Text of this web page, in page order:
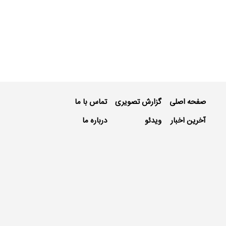
صفحه اصلی
آخرین اخبار
گزارش تصویری
ویدئو
تماس با ما
درباره ما